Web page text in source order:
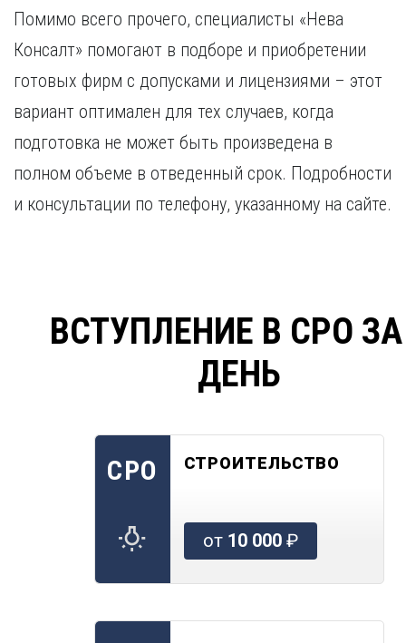
Помимо всего прочего, специалисты «Нева
Консалт» помогают в подборе и приобретении
готовых фирм с допусками и лицензиями – этот
вариант оптимален для тех случаев, когда
подготовка не может быть произведена в
полном объеме в отведенный срок. Подробности
и консультации по телефону, указанному на сайте.
ВСТУПЛЕНИЕ В СРО
ДЕНЬ
СРО СТРОИТЕЛЬСТВО
от 10 000₽